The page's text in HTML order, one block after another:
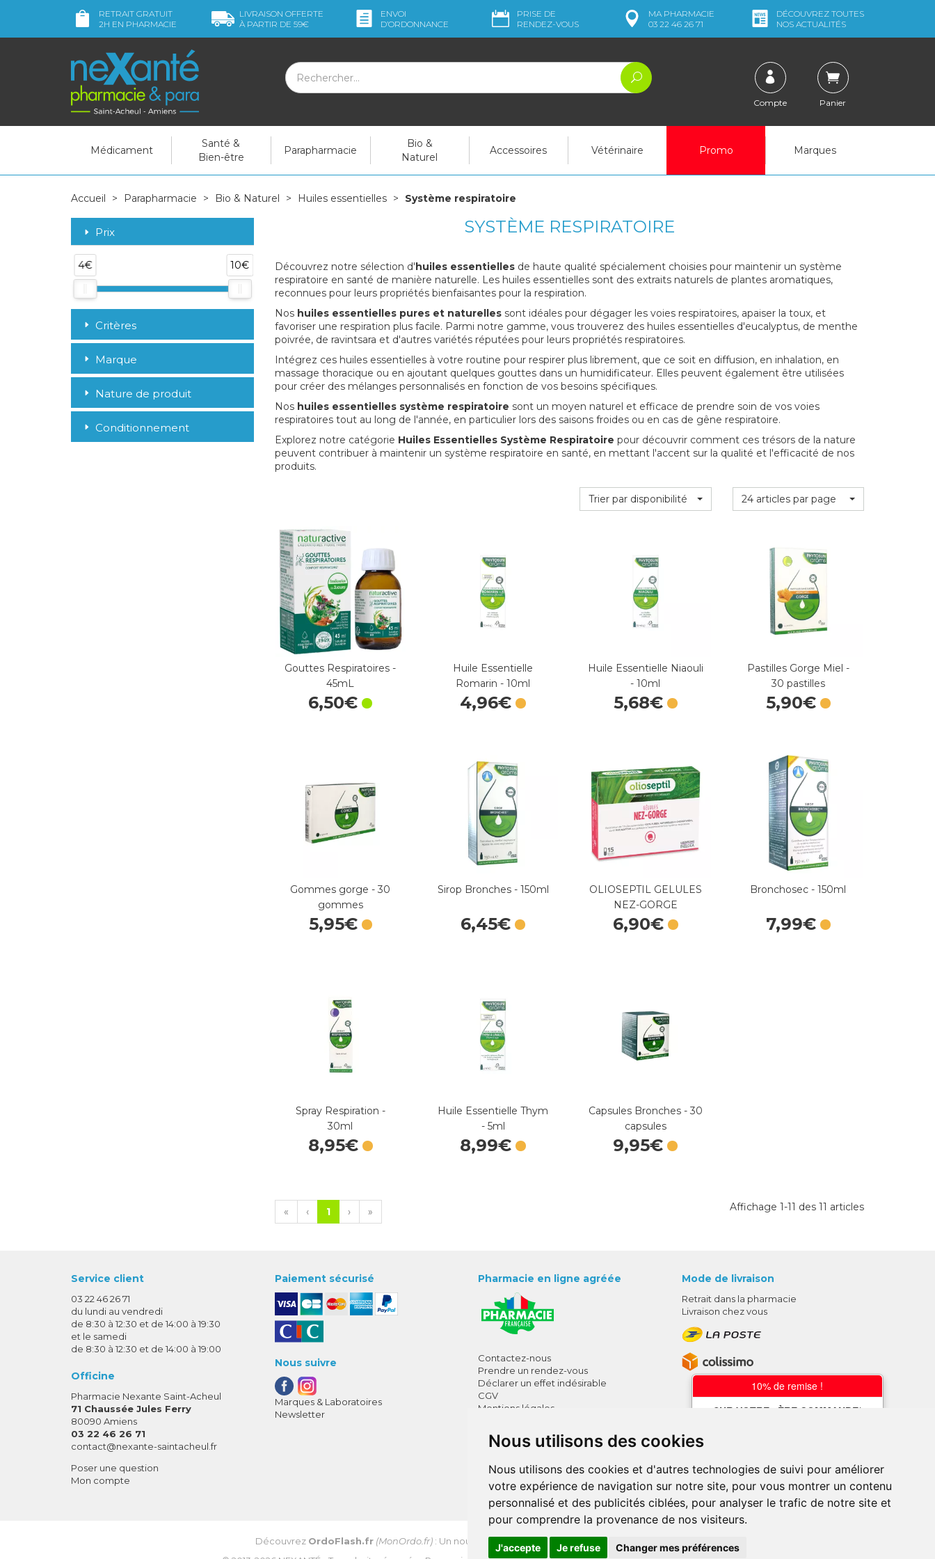
Nous utilisons des cookies
Nous utilisons des cookies et d'autres technologies de suivi pour améliorer
votre expérience de navigation sur notre site, pour vous montrer un contenu
personnalisé et des publicités ciblées, pour analyser le trafic de notre site et
pour comprendre la provenance de nos visiteurs.
J'accepte Je refuse Changer mes préférences
RETRAIT GRATUIT
2H EN PHARMACIE
LIVRAISON OFFERTE
À PARTIR DE 59€
ENVOI
D’ORDONNANCE
PRISE DE
RENDEZ-VOUS
MAPHARMACIE
03 22 46 26 71
DÉCOUVREZ TOUTES
NOS ACTUALITÉS
Compte Panier
Médicament
Santé &
Bien-être
Parapharmacie
Bio &
Naturel
Accessoires Vétérinaire Promo Marques
Accueil Parapharmacie Bio & Naturel Huiles essentielles Système respiratoire
SYSTÈME RESPIRATOIRE
Découvrez notre sélection d'huiles essentiellesde haute qualité spécialement choisies pour maintenir un système
respiratoire en santé de manière naturelle. Les huiles essentielles sont des extraits naturels de plantes aromatiques,
reconnues pour leurs propriétés bienfaisantes pour la respiration.
Nos huiles essentielles pures et naturellessont idéales pour dégager les voies respiratoires, apaiser la toux, et
favoriser une respiration plus facile. Parmi notre gamme, vous trouverez des huiles essentielles d'eucalyptus, de menthe
poivrée, de ravintsara et d'autres variétés réputées pour leurs propriétés respiratoires.
Intégrez ces huiles essentielles à votre routine pour respirer plus librement, que ce soit en diffusion, en inhalation, en
massage thoracique ou en ajoutant quelques gouttes dans un humidificateur. Elles peuvent également être utilisées
pour créer des mélanges personnalisés en fonction de vos besoins spécifiques.
Nos huiles essentielles système respiratoire sont un moyen naturel et efficace de prendre soin de vos voies
respiratoires tout au long de l'année, en particulier lors des saisons froides ou en cas de gêne respiratoire.
Explorez notre catégorie Huiles Essentielles Système Respiratoire pour découvrir comment ces trésors de la nature
peuvent contribuer à maintenir un système respiratoire en santé, en mettant l'accent sur la qualité et l'efficacité de nos
produits.
Trier par disponibilité 24 articles par page
Gouttes Respiratoires -
45mL
6,50€
Huile Essentielle
Romarin - 10ml
4,96€
Huile Essentielle Niaouli
- 10ml
5,68€
Pastilles Gorge Miel -
30 pastilles
5,90€
Gommes gorge - 30
gommes
5,95€
Sirop Bronches - 150ml
6,45€
OLIOSEPTIL GELULES
NEZ-GORGE
6,90€
Bronchosec - 150ml
7,99€
Spray Respiration -
30ml
8,95€
Huile Essentielle Thym
- 5ml
8,99€
Capsules Bronches - 30
capsules
9,95€
« ‹ 1 › » Affichage 1-11 des 11 articles
Prix
4€ 10€
Critères
Marque
Nature de produit
Conditionnement
Service client
03 22 46 26 71
du lundi au vendredi
de 8:30 à 12:30 et de 14:00 à 19:30
et le samedi
de 8:30 à 12:30 et de 14:00 à 19:00
Officine
Pharmacie Nexante Saint-Acheul
71 Chaussée Jules Ferry
80090 Amiens
03 22 46 26 71
contact-
@-
nexante-saintacheul.fr
Poser une question
Mon compte
Paiement sécurisé
Nous suivre
Marques & Laboratoires
Newsletter
Pharmacie en ligne agréée
Contactez-nous
Prendre un rendez-vous
Déclarer un effet indésirable
CGV
Mentions légales
Cookies
Mes préférences Cookies
Annuaire des pharmacies
Mode de livraison
Retrait dans la pharmacie
Livraison chez vous
Découvrez OrdoFlash.fr (MonOrdo.fr): Un nouveau service de dépôt d’ordonnance en ligne.
10% de remise !
SUR VOTRE 1ÈRE COMMANDE*
* sans minimum d'achat , hors
médicaments et produits en offre,
utilisez le code au moment de la
validation du panier afin que la remise
soit prise en compte.